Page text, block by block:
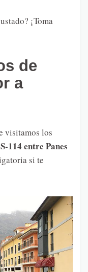
¡Toma
de
a
visitamos los
114 entre Panes
si te